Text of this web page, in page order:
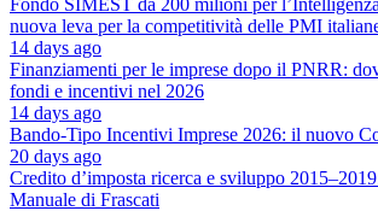
nuova leva per la competitività delle PMI
14 days ago
Finanziamenti per le imprese dopo il PNRR:
fondi e incentivi nel 2026
14 days ago
Bando-Tipo Incentivi Imprese 2026: il nuovo
20 days ago
Credito d’imposta ricerca e sviluppo
Manuale di Frascati